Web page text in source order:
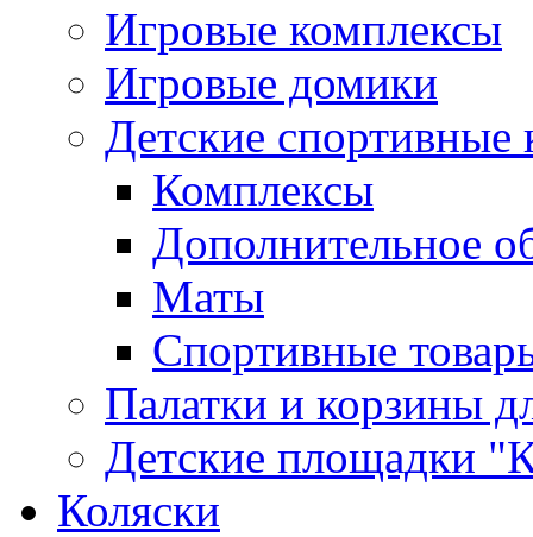
Игровые комплексы
Игровые домики
Детские спортивные
Комплексы
Дополнительное
Маты
Спортивные
Палатки и корзины
Детские площадки
Коляски